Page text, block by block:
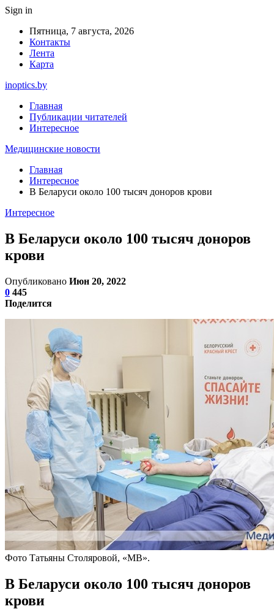
Sign in
Пятница, 7 августа, 2026
Контакты
Лента
Карта
inoptics.by
Главная
Публикации читателей
Интересное
Медицинские новости
Главная
Интересное
В Беларуси около 100 тысяч доноров крови
Интересное
В Беларуси около 100 тысяч доноров
крови
Опубликовано Июн 20, 2022
0 445
Поделится
Фото Татьяны Столяровой, «МВ».
В Беларуси около 100 тысяч доноров
крови